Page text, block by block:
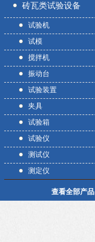
砖瓦类试验设备
试验机
试模
搅拌机
振动台
试验装置
夹具
试验箱
试验仪
测试仪
测定仪
查看全部产品